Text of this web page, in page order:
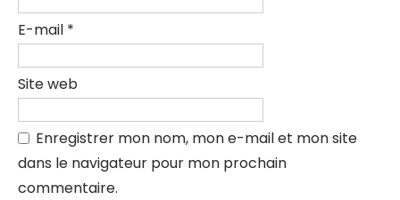
E-mail *
Site web
Enregistrer mon nom, mon e-mail et mon site
dans le navigateur pour mon prochain
commentaire.